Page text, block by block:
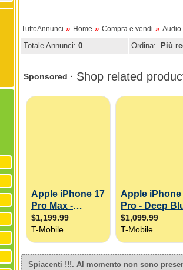
TuttoAnnunci » Home » Compra e vendi » Audio
Totale Annunci: 0 Ordina:
Spiacenti !!!. Al momento non sono